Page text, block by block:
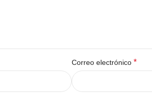
Correo electrónico *